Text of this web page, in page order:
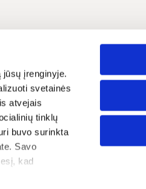
įrenginyje.
svetainės
atvejais
tinklų
buvo surinkta
Savo
kad
ir straipsniai
politika